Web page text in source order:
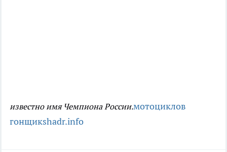
известно имя Чемпиона России.мотоциклов
гонщикshadr.info